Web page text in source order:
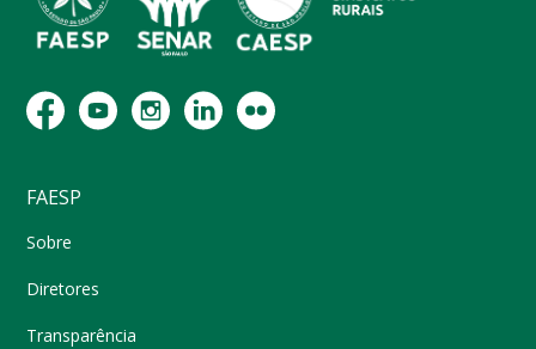
FAESP
Sobre
Diretores
Transparência